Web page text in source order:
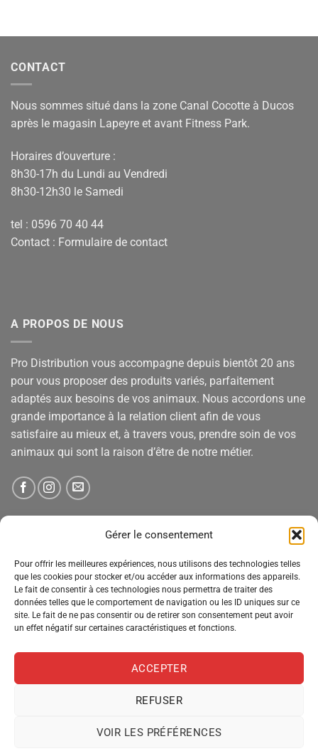
Gérer le consentement
Pour offrir les meilleures expériences, nous utilisons des technologies telles
que les cookies pour stocker et/ou accéder aux informations des appareils.
Le fait de consentir à ces technologies nous permettra de traiter des
données telles que le comportement de navigation ou les ID uniques sur ce
site. Le fait de ne pas consentir ou de retirer son consentement peut avoir
un effet négatif sur certaines caractéristiques et fonctions.
ACCEPTER
REFUSER
VOIR LES PRÉFÉRENCES
CONTACT
Nous sommes situé dans la zone Canal Cocotte à Ducos
après le magasin Lapeyre et avant Fitness Park.
Horaires d’ouverture :
8h30-17h du Lundi au Vendredi
8h30-12h30 le Samedi
tel : 0596 70 40 44
Contact : Formulaire de contact
A PROPOS DE NOUS
Pro Distribution vous accompagne depuis bientôt 20 ans
pour vous proposer des produits variés, parfaitement
adaptés aux besoins de vos animaux. Nous accordons une
grande importance à la relation client afin de vous
satisfaire au mieux et, à travers vous, prendre soin de vos
animaux qui sont la raison d’être de notre métier.
Tenez-vous informé des nouveautés, des offres spéciales
et des remises.